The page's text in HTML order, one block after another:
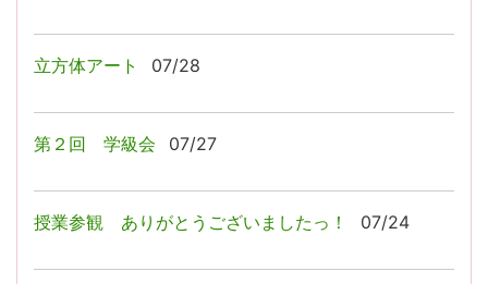
立方体アート 07/28
第２回 学級会 07/27
授業参観 ありがとうございましたっ！ 07/24